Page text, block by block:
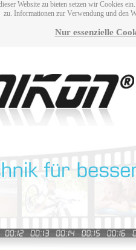
Website zu bieten setzen wir Cookies
zu. Informationen zur Verwendung und den
Nur essenzielle